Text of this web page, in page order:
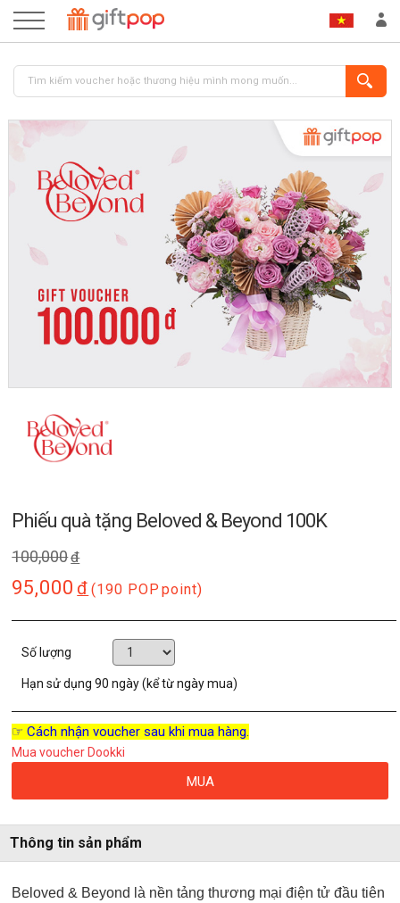
ĐĂNG KÝ
Phiếu quà tặng Beloved & Beyond 100K
100,000đ
95,000 đ (190 POP point)
Số lượng
Hạn sử dụng90 ngày (kể từ ngày mua)
☞ Cách nhận voucher sau khi mua hàng.
Mua voucher Dookki
MUA
Thông tin sản phẩm
Beloved & Beyond là nền tảng thương mại điện tử đầu tiên